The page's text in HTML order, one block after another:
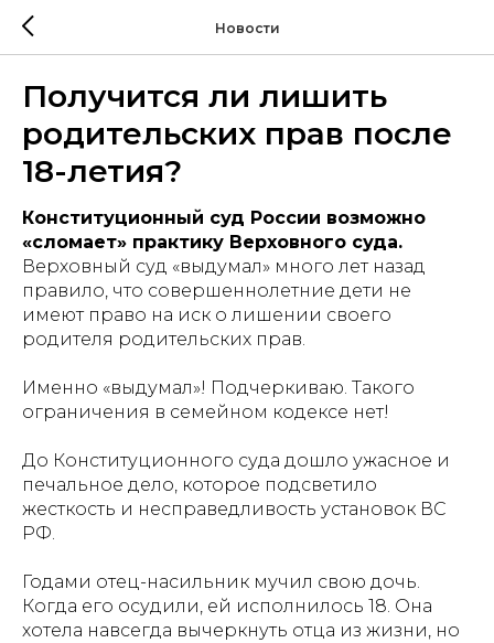
Новости
Получится ли лишить
родительских прав после
18-летия?
Конституционный суд России возможно
«сломает» практику Верховного суда.
Верховный суд «выдумал» много лет назад
правило, что совершеннолетние дети не
имеют право на иск о лишении своего
родителя родительских прав.
Именно «выдумал»! Подчеркиваю. Такого
ограничения в семейном кодексе нет!
До Конституционного суда дошло ужасное и
печальное дело, которое подсветило
жесткость и несправедливость установок ВС
РФ.
Годами отец-насильник мучил свою дочь.
Когда его осудили, ей исполнилось 18. Она
хотела навсегда вычеркнуть отца из жизни, но